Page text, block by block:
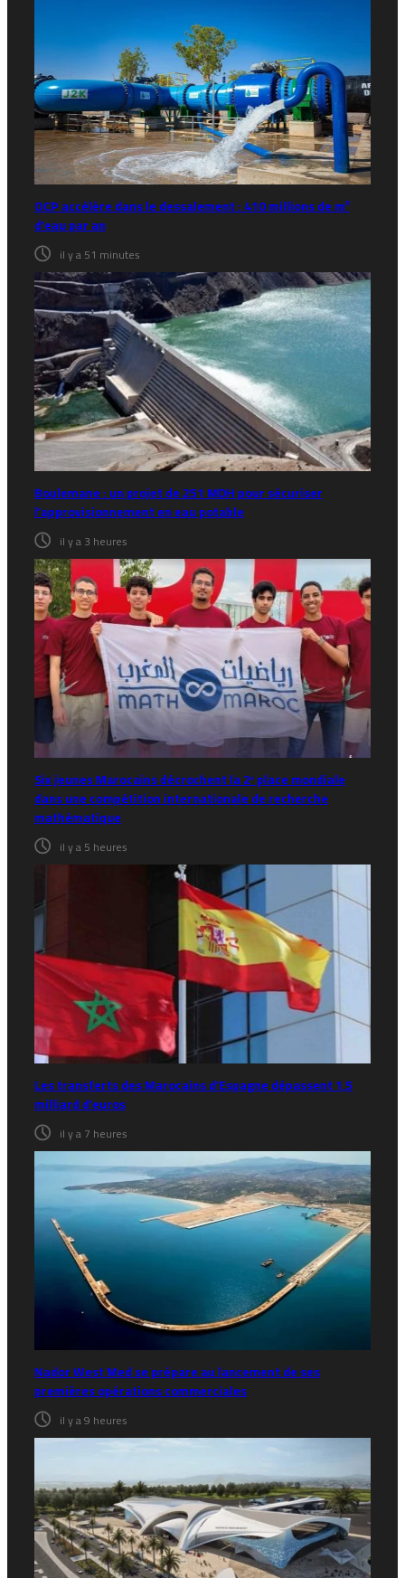
OCP accélère dans le dessalement : 410 millions de m³
d’eau par an
il y a 51 minutes
Boulemane : un projet de 251 MDH pour sécuriser
l’approvisionnement en eau potable
il y a 3 heures
Six jeunes Marocains décrochent la 2ᵉ place mondiale
dans une compétition internationale de recherche
mathématique
il y a 5 heures
Les transferts des Marocains d’Espagne dépassent 1,5
milliard d’euros
il y a 7 heures
Nador West Med se prépare au lancement de ses
premières opérations commerciales
il y a 9 heures